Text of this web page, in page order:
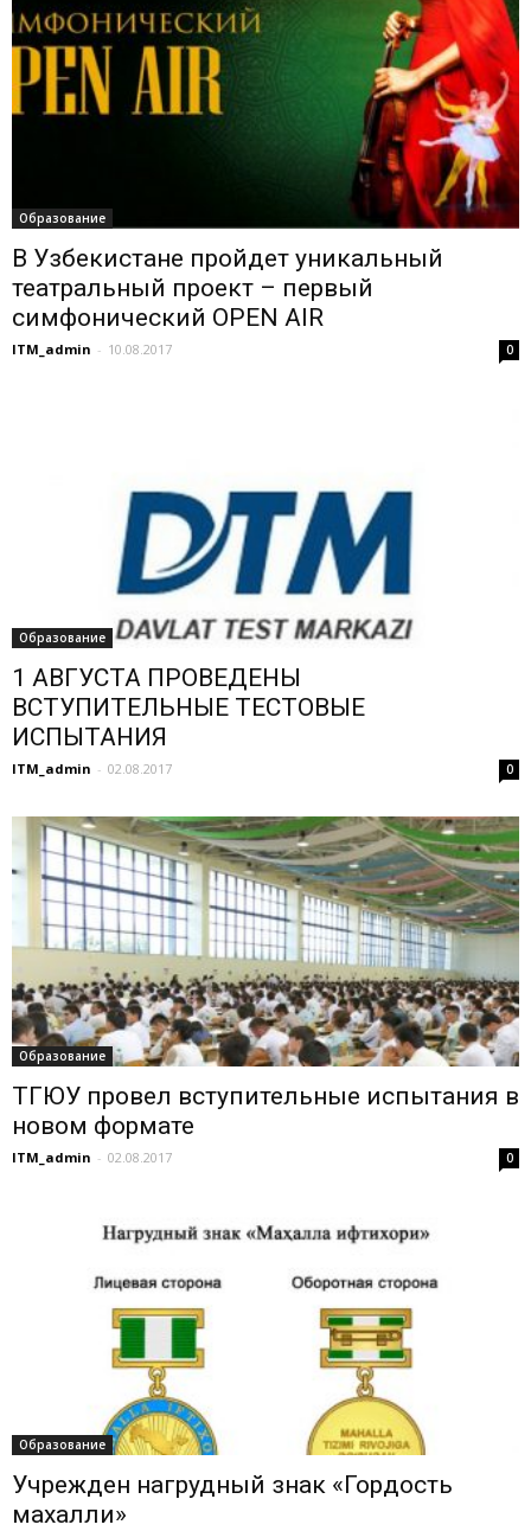
Образование
В Узбекистане пройдет уникальный
театральный проект – первый
симфонический OPEN AIR
ITM_admin - 10.08.2017 0
Образование
1 АВГУСТА ПРОВЕДЕНЫ
ВСТУПИТЕЛЬНЫЕ ТЕСТОВЫЕ
ИСПЫТАНИЯ
ITM_admin - 02.08.2017 0
Образование
ТГЮУ провел вступительные испытания в
новом формате
ITM_admin - 02.08.2017 0
Образование
Учрежден нагрудный знак «Гордость
махалли»